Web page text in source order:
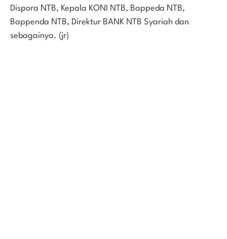
Dispora NTB, Kepala KONI NTB, Bappeda NTB,
Bappenda NTB, Direktur BANK NTB Syariah dan
sebagainya. (jr)